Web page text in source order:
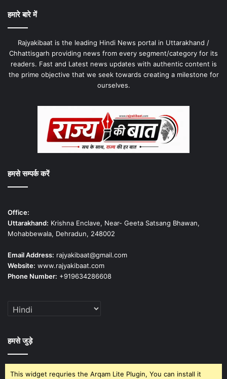
हमारे बारे में
Rajyakibaat is the leading Hindi News portal in Uttarakhand /
Chhattisgarh providing news from every segment/category for its
readers. Fast and Latest news updates with authentic content is
the prime objective that we seek towards creating a milestone for
ourselves.
हमसे सम्पर्क करें
Office:
Uttarakhand: Krishna Enclave, Near- Geeta Satsang Bhawan,
Mohabbewala, Dehradun, 248002
Email Address: rajyakibaat@gmail.com
Website: www.rajyakibaat.com
Phone Number: +919634286608
हमसे जुड़े
This widget requries the Arqam Lite Plugin, You can install it